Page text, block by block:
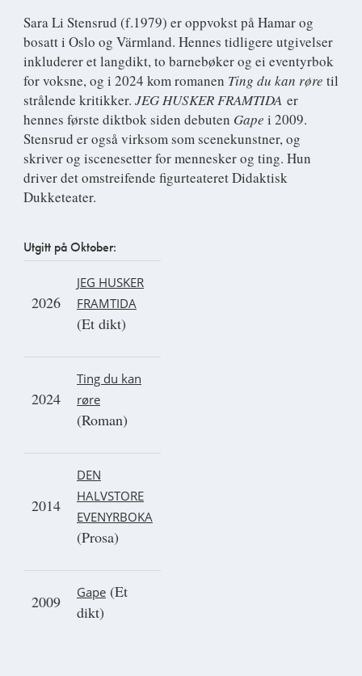
Sara Li Stensrud (f.1979) er oppvokst på Hamar og
bosatt i Oslo og Värmland. Hennes tidligere utgivelser
inkluderer et langdikt, to barnebøker og ei eventyrbok
for voksne, og i 2024 kom romanen Ting du kan røre til
strålende kritikker. JEG HUSKER FRAMTIDA er
hennes første diktbok siden debuten Gape i 2009.
Stensrud er også virksom som scenekunstner, og
skriver og iscenesetter for mennesker og ting. Hun
driver det omstreifende figurteateret Didaktisk
Dukketeater.
Utgitt på Oktober:
2026
JEG HUSKER
FRAMTIDA
(Et dikt)
2024
Ting du kan
røre
(Roman)
2014
DEN
HALVSTORE
EVENYRBOKA
(Prosa)
2009 Gape (Et
dikt)